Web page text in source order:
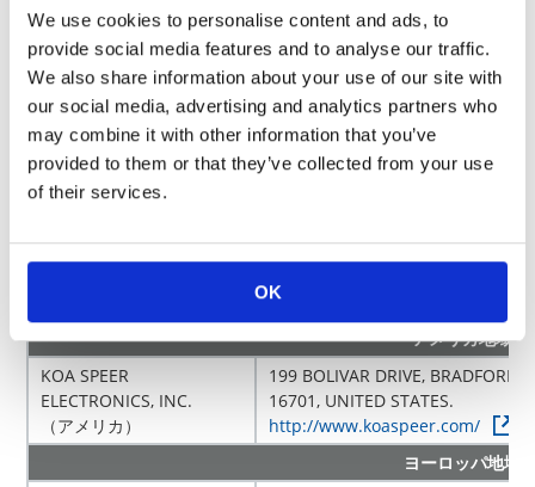
We use cookies to personalise content and ads, to
provide social media features and to analyse our traffic.
We also share information about your use of our site with
our social media, advertising and analytics partners who
may combine it with other information that you’ve
provided to them or that they’ve collected from your use
of their services.
OK
株式会社やまとわ
〒396-0041
長野県伊那市西箕輪6565-20
https://yamatowa.co.jp/
海外グループ会社
アメリカ地域
KOA SPEER
ELECTRONICS, INC.
（アメリカ）
199 BOLIVAR DRIVE, BRADFORD,
16701, UNITED STATES.
http://www.koaspeer.com/
ヨーロッパ地域